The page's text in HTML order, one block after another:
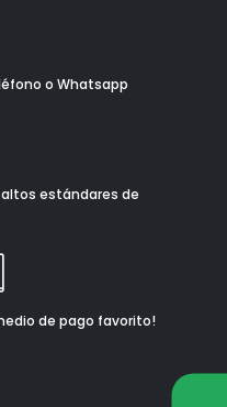
o Whatsapp
estándares de
de pago favorito!